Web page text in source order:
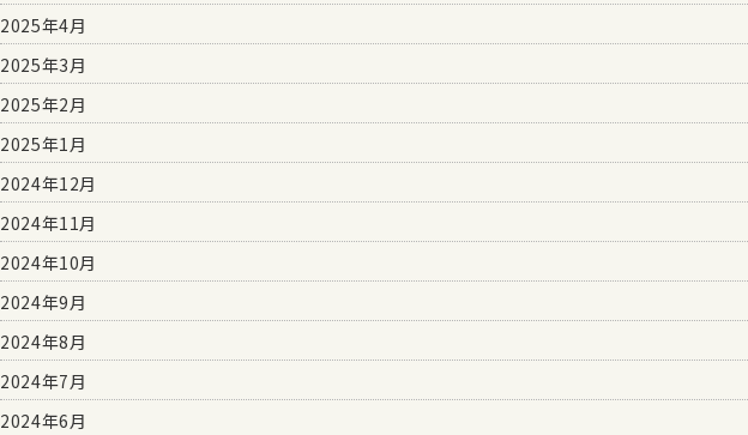
2025年4月
2025年3月
2025年2月
2025年1月
2024年12月
2024年11月
2024年10月
2024年9月
2024年8月
2024年7月
2024年6月